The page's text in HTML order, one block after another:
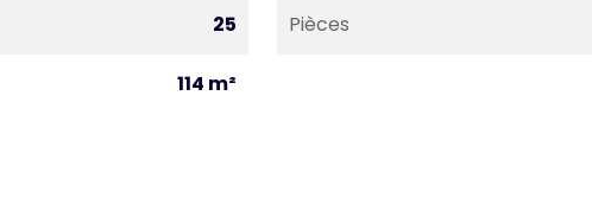
25 Pièces
114 m²